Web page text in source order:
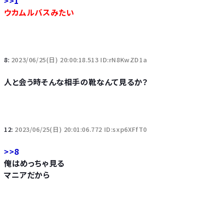
ウカムルバスみたい
8: 2023/06/25(日) 20:00:18.513 ID:rN8KwZD1a
人と会う時そんな相手の靴なんて見るか？
12: 2023/06/25(日) 20:01:06.772 ID:sxp6XFfT0
>>8
俺はめっちゃ見る
マニアだから